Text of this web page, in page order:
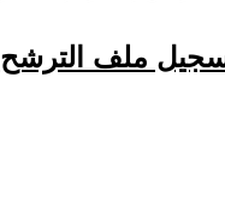
ملف الترشح